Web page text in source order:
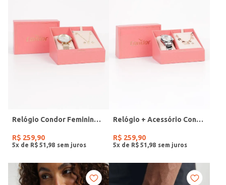
Relógio Condor Feminino DOURADO
R$ 259,90
5x de R$ 51 98
Relógio + Acessório Condor Feminino PRATA
R$ 259,90
5x de R$ 51 98